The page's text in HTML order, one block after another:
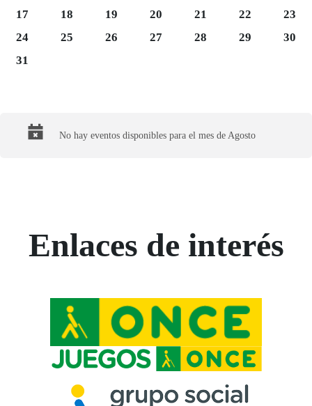
Lunes 17
17 Martes 18
18 Miércoles 19
19 Jueves 20
20 Viernes 21
21 Sábado 22
22
23
Lunes 24
24 Martes 25
25 Miércoles 26
26 Jueves 27
27 Viernes 28
28 Sábado 29
29
30
Lunes 31
31
No hay eventos disponibles para el mes de Agosto
Enlaces de interés